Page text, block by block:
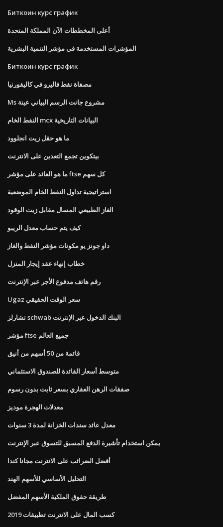
Биткоин курс график
أعلى المخططات الآن المملكة المتحدة
المؤشرات المستخدمة في مؤشر التنمية البشرية
Биткоин курс график
مصفاة نفط فاليرو في كاليفورنيا
Ms مشروع جانت الرسم البياني عينة
النفط الخام mcx البيانات التاريخية
ما هو حقل زيت انجلوود
بيتكوين تجمع التعدين على الانترنت
ما هو العائد على مؤشر ftse كل سهم
استراتيجية تداول النفط الخام الموضعية
الغاز الطبيعي المسال مقابل زيت الوقود
كيف يتم حساب معدل الريبو
داو جونز يو مكونات مؤشر النفط والغاز
خطاب إنهاء عقد إيجار المنزل
رقم هاتف مدفوع الأجر عبر الإنترنت
Ugaz سعر الوقت الحقيقي
تشارلز schwab البنك الدخول عبر الإنترنت
مؤشر ftse جميع العالم
قائمة من 50 أسهم من أنيق
متوسط ​​أسعار الفائدة للصندوق الاستئماني
صفقات الرهن العقاري بسعر ثابت بدون رسوم
معدلات الهجرة موديز
معدل عائد سندات الخزانة لمدة 3 سنوات
يمكن استخدام تأشيرة الدفع المسبق للتسوق عبر الإنترنت
أفضل الضرائب على الانترنت مجانا كندا
التحليل الأساسي للأسهم الهند
طريقة حقوق الملكية الأسهم المفضل
كسب المال على الانترنت تطبيقات 2019